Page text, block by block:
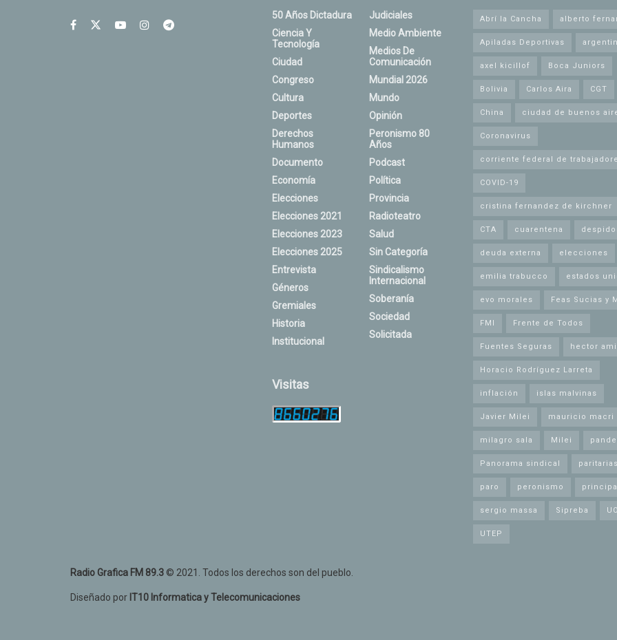
50 Años Dictadura
Ciencia Y
Tecnología
Ciudad
Congreso
Cultura
Deportes
Derechos
Humanos
Documento
Economía
Elecciones
Elecciones 2021
Elecciones 2023
Elecciones 2025
Entrevista
Géneros
Gremiales
Historia
Institucional
Judiciales
Medio Ambiente
Medios De
Comunicación
Mundial 2026
Mundo
Opinión
Peronismo 80
Años
Podcast
Política
Provincia
Radioteatro
Salud
Sin Categoría
Sindicalismo
Internacional
Soberanía
Sociedad
Solicitada
Visitas
Abrí la Cancha alberto
Apiladas Deportivas
axel kicillof Boca Juniors
Bolivia Carlos Aira CGT
China ciudad de buenos
Coronavirus
corriente federal de
COVID-19
cristina fernandez de kirchner
CTA cuarentena
deuda externa elecciones
emilia trabucco estados
evo morales Feas Sucias y
FMI Frente de Todos
Fuentes Seguras hector
Horacio Rodríguez Larreta
inflación islas malvinas
Javier Milei mauricio macri
milagro sala Milei
Panorama sindical paritarias
paro peronismo
sergio massa Sipreba
UTEP
Radio Grafica FM 89.3 © 2021. Todos los derechos son del pueblo.
Diseñado por IT10 Informatica y Telecomunicaciones